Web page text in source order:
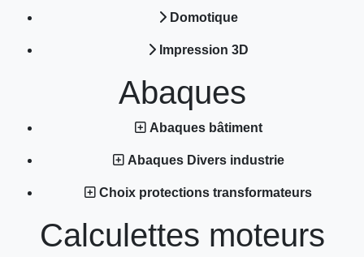
Domotique
Impression 3D
Abaques
Abaques bâtiment
Abaques Divers industrie
Choix protections transformateurs
Calculettes moteurs